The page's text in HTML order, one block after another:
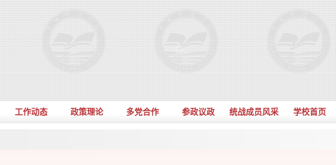
工作动态 政策理论 多党合作 参政议政 统战成员风采 学校首页